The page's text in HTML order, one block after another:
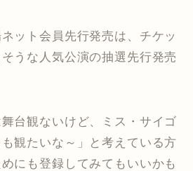
ット会員先行発売は、チケッ
うな人気公演の抽選先行発売
台観ないけど、ミス・サイゴ
観たいな～」と考えている方
にも登録してみてもいいかも